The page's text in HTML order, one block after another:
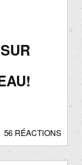
56 RÉACTIONS